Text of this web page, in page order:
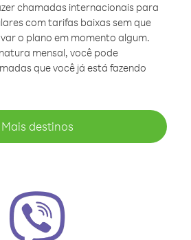
chamadas internacionais para
com tarifas baixas sem que
o plano em momento algum.
mensal, você pode
que você já está fazendo
Mais destinos